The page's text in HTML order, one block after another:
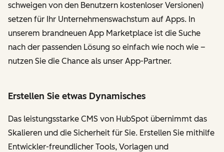
schweigen von den Benutzern kostenloser Versionen)
setzen für Ihr Unternehmenswachstum auf Apps. In
unserem brandneuen App Marketplace ist die Suche
nach der passenden Lösung so einfach wie noch wie –
nutzen Sie die Chance als unser App-Partner.
Erstellen Sie etwas Dynamisches
Das leistungsstarke CMS von HubSpot übernimmt das
Skalieren und die Sicherheit für Sie. Erstellen Sie mithilfe
Entwickler-freundlicher Tools, Vorlagen und